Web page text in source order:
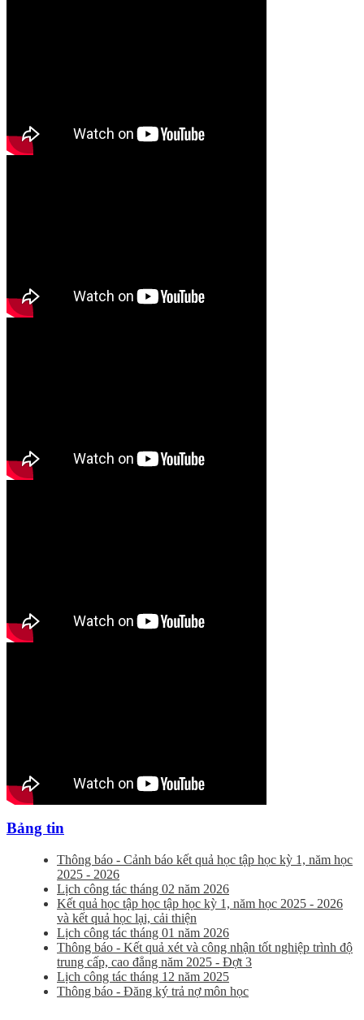
Bảng tin
Thông báo - Cảnh báo kết quả học tập học kỳ 1, năm học
2025 - 2026
Lịch công tác tháng 02 năm 2026
Kết quả học tập học tập học kỳ 1, năm học 2025 - 2026
và kết quả học lại, cải thiện
Lịch công tác tháng 01 năm 2026
Thông báo - Kết quả xét và công nhận tốt nghiệp trình độ
trung cấp, cao đẳng năm 2025 - Đợt 3
Lịch công tác tháng 12 năm 2025
Thông báo - Đăng ký trả nợ môn học